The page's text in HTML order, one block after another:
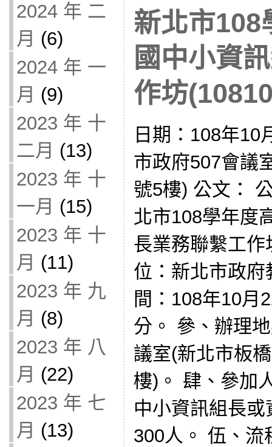
2024 年 二
月 (6)
2024 年 一
月 (9)
2023 年 十
二月 (13)
2023 年 十
一月 (15)
2023 年 十
月 (11)
2023 年 九
月 (8)
2023 年 八
月 (22)
2023 年 七
月 (13)
新北市108
國中小資
作坊
日期：108年10
市政府507會議
號5樓) 公文：
北市108學年度
長業務聯繫工
位：新北市政
間：108年10月
分。 參、辦理
議室(新北市板
樓)。 肆、參加
中小資訊組長
300人。 伍、流